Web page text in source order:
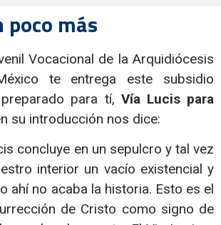
poco más
Vocacional de la Arquidiócesis
te entrega este subsidio
para tí, Vía Lucis para
su introducción nos dice:
concluye en un sepulcro y tal vez
interior un vacío existencial y
ahí no acaba la historia. Esto es el
de Cristo como signo de